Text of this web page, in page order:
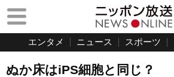
エンタメ ニュース スポーツ
ぬか床はiPS細胞と同じ？